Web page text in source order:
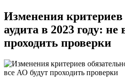
Изменения критериев
аудита в 2023 году: не
проходить проверки